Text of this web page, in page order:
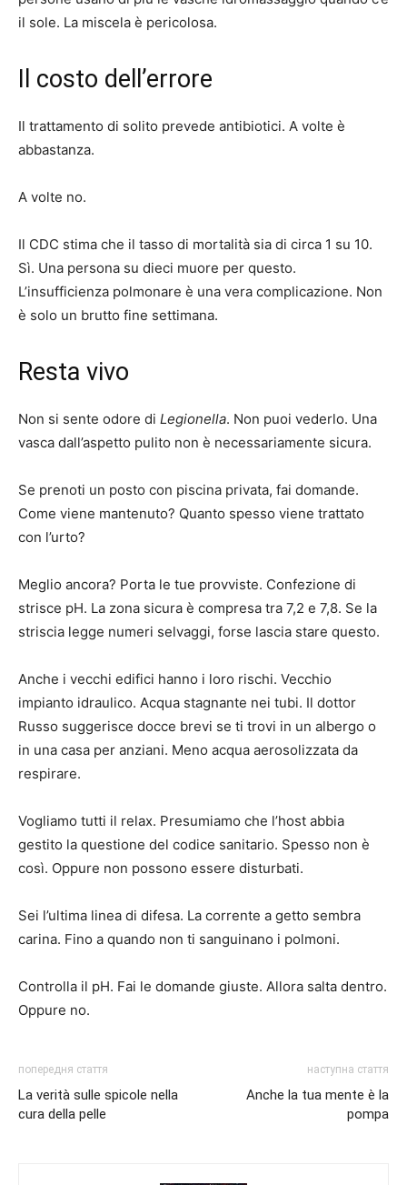
il sole. La miscela è pericolosa.
Il costo dell’errore
Il trattamento di solito prevede antibiotici. A volte è
abbastanza.
A volte no.
Il CDC stima che il tasso di mortalità sia di circa 1 su 10.
Sì. Una persona su dieci muore per questo.
L’insufficienza polmonare è una vera complicazione. Non
è solo un brutto fine settimana.
Resta vivo
Non si sente odore di Legionella. Non puoi vederlo. Una
vasca dall’aspetto pulito non è necessariamente sicura.
Se prenoti un posto con piscina privata, fai domande.
Come viene mantenuto? Quanto spesso viene trattato
con l’urto?
Meglio ancora? Porta le tue provviste. Confezione di
strisce pH. La zona sicura è compresa tra 7,2 e 7,8. Se la
striscia legge numeri selvaggi, forse lascia stare questo.
Anche i vecchi edifici hanno i loro rischi. Vecchio
impianto idraulico. Acqua stagnante nei tubi. Il dottor
Russo suggerisce docce brevi se ti trovi in ​​un albergo o
in una casa per anziani. Meno acqua aerosolizzata da
respirare.
Vogliamo tutti il ​​relax. Presumiamo che l’host abbia
gestito la questione del codice sanitario. Spesso non è
così. Oppure non possono essere disturbati.
Sei l’ultima linea di difesa. La corrente a getto sembra
carina. Fino a quando non ti sanguinano i polmoni.
Controlla il pH. Fai le domande giuste. Allora salta dentro.
Oppure no.
попередня стаття
La verità sulle spicole nella
cura della pelle
наступна стаття
Anche la tua mente è la
pompa